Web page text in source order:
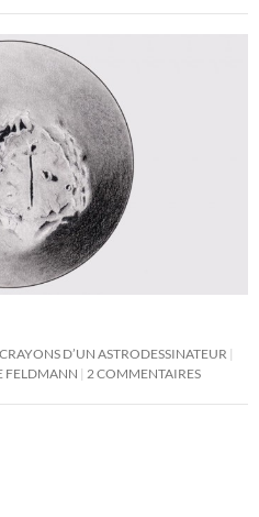
D’UN ASTRODESSINATEUR
FELDMANN 2 COMMENTAIRES